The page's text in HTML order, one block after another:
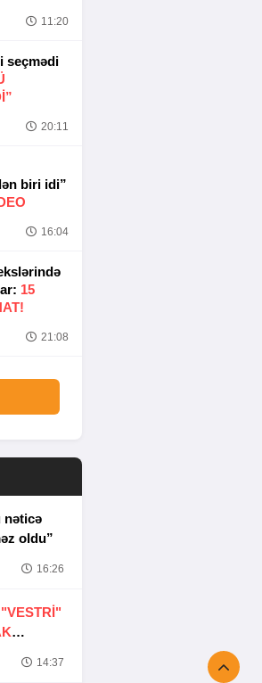
11:20
seçmədi
20:11
biri idi”
16:04
15
21:08
nəticə
oldu”
16:26
"VESTRİ"
14:37